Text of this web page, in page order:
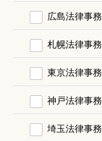
広島法律事
札幌法律事
東京法律事
神戸法律事
埼玉法律事